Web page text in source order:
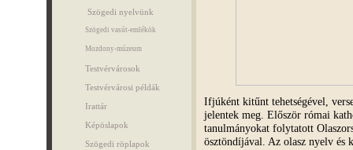
Szögedi nyelvünk
Szögedi vasút-emlékök
Mozdony-múzeum
Testvérvárosok
Testvérvárosi példák
Irattár
Képöslapok
Szögedi röplapok
Ifjúként kitűnt tehetségével,
jelentek meg. Először római
tanulmányokat folytatott
ösztöndíjával. Az olasz nyelv és